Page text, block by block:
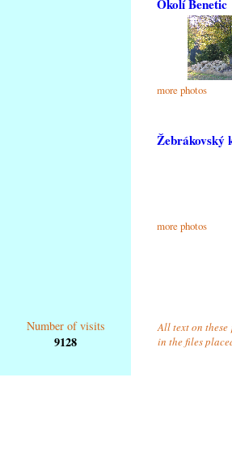
Okolí Benetic
more photos
Žebrákovský
more photos
Number of visits
9128
All text on
in the files